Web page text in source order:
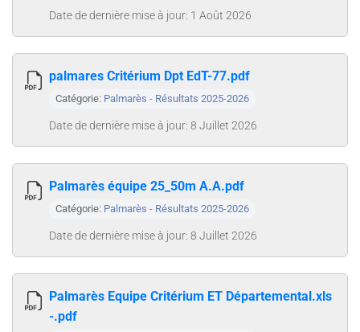
Date de dernière mise à jour: 1 Août 2026
palmares Critérium Dpt EdT-77.pdf
Catégorie: Palmarès - Résultats 2025-2026
Date de dernière mise à jour: 8 Juillet 2026
Palmarès équipe 25_50m A.A.pdf
Catégorie: Palmarès - Résultats 2025-2026
Date de dernière mise à jour: 8 Juillet 2026
Palmarès Equipe Critérium ET Départemental.xls
-.pdf